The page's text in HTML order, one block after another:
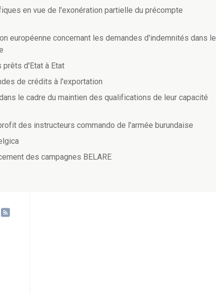
en vue de l'exonération partielle du précompte
européenne concernant les demandes d'indemnités dans le
prêts d'Etat à Etat
de crédits à l'exportation
le cadre du maintien des qualifications de leur capacité
des instructeurs commando de l'armée burundaise
des campagnes BELARE